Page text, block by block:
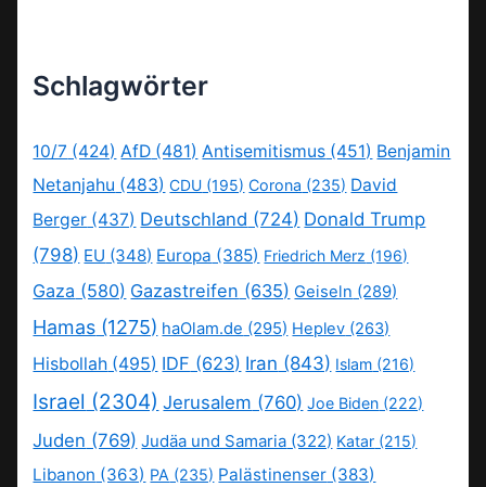
Schlagwörter
10/7 (424) AfD (481) Antisemitismus (451) Benjamin
Netanjahu (483) CDU (195) Corona (235) David
Berger (437) Deutschland (724) Donald Trump
(798) EU (348) Europa (385) Friedrich Merz (196)
Gaza (580) Gazastreifen (635) Geiseln (289)
Hamas (1275) haOlam.de (295) Heplev (263)
Hisbollah (495) IDF (623) Iran (843) Islam (216)
Israel (2304) Jerusalem (760) Joe Biden (222)
Juden (769) Judäa und Samaria (322) Katar (215)
Libanon (363) PA (235) Palästinenser (383)